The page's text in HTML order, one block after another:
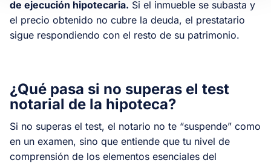
de ejecución hipotecaria. Si el inmueble se subasta y
el precio obtenido no cubre la deuda, el prestatario
sigue respondiendo con el resto de su patrimonio.
¿Qué pasa si no superas el test
notarial de la hipoteca?
Si no superas el test, el notario no te “suspende” como
en un examen, sino que entiende que tu nivel de
comprensión de los elementos esenciales del